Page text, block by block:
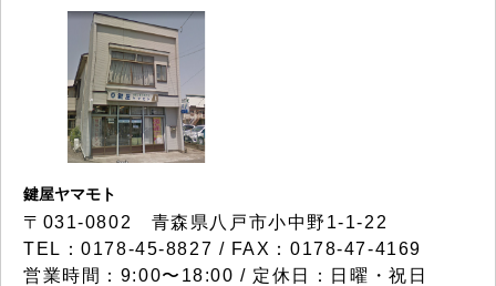
鍵屋ヤマモト
〒031-0802 青森県八戸市小中野1-1-22
TEL：0178-45-8827 / FAX：0178-47-4169
営業時間：9:00〜18:00 / 定休日：日曜・祝日